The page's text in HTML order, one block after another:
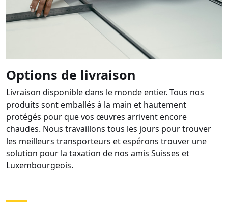
Options de livraison
Livraison disponible dans le monde entier. Tous nos
produits sont emballés à la main et hautement
protégés pour que vos œuvres arrivent encore
chaudes. Nous travaillons tous les jours pour trouver
les meilleurs transporteurs et espérons trouver une
solution pour la taxation de nos amis Suisses et
Luxembourgeois.